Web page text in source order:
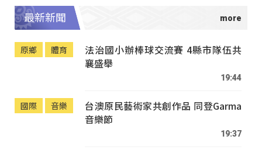
最新新聞
原鄉 體育
法治國小辦棒球交流賽 4縣市隊伍共
襄盛舉
19:44
國際 音樂
台澳原民藝術家共創作品 同登Garma
音樂節
19:37